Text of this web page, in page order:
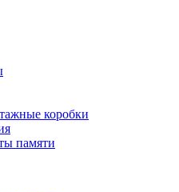
коробки
памяти